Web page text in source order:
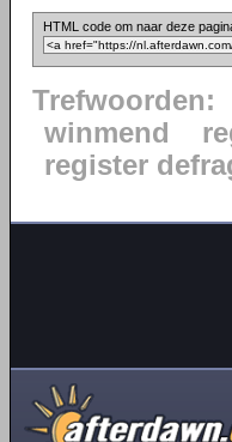
HTML code om naar deze
Trefwoorden:
winmend
register